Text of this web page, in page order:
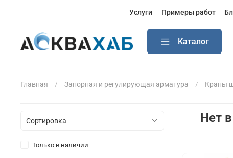
Услуги Примеры работ
Каталог
Главная Запорная и регулирующая арматура Краны
Нет
Только в наличии